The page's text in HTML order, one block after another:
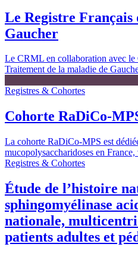
Le Registre Français
Gaucher
Le CRML en collaboration avec le
Traitement de la maladie de
Registres & Cohortes
Cohorte RaDiCo-
La cohorte RaDiCo-MPS est
mucopolysaccharidoses en
Registres & Cohortes
Étude de l’histoire
sphingomyélinase
nationale,
patients adultes et